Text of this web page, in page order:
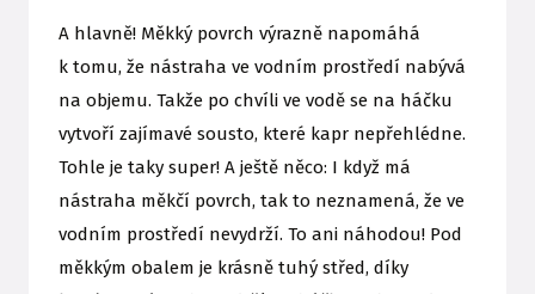
A hlavně! Měkký povrch výrazně napomáhá
k tomu, že nástraha ve vodním prostředí nabývá
na objemu. Takže po chvíli ve vodě se na háčku
vytvoří zajímavé sousto, které kapr nepřehlédne.
Tohle je taky super! A ještě něco: I když má
nástraha měkčí povrch, tak to neznamená, že ve
vodním prostředí nevydrží. To ani náhodou! Pod
měkkým obalem je krásně tuhý střed, díky